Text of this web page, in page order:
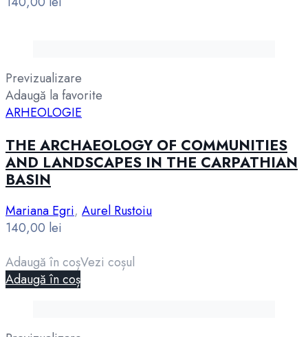
Previzualizare
Adaugă la favorite
ARHEOLOGIE
THE ARCHAEOLOGY OF COMMUNITIES
AND LANDSCAPES IN THE CARPATHIAN
BASIN
Mariana Egri, Aurel Rustoiu
140,00 lei
Adaugă în coșVezi coșul
Adaugă în coș